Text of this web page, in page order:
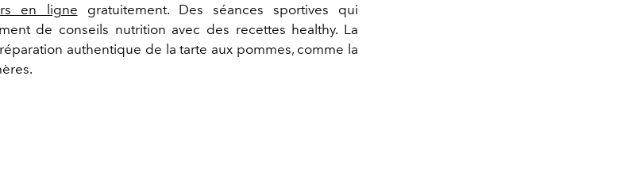
en ligne gratuitement. Des séances sportives qui
de conseils nutrition avec des recettes healthy. La
authentique de la tarte aux pommes, comme la